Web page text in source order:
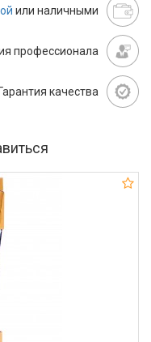
или наличными
профессионала
Гарантия качества